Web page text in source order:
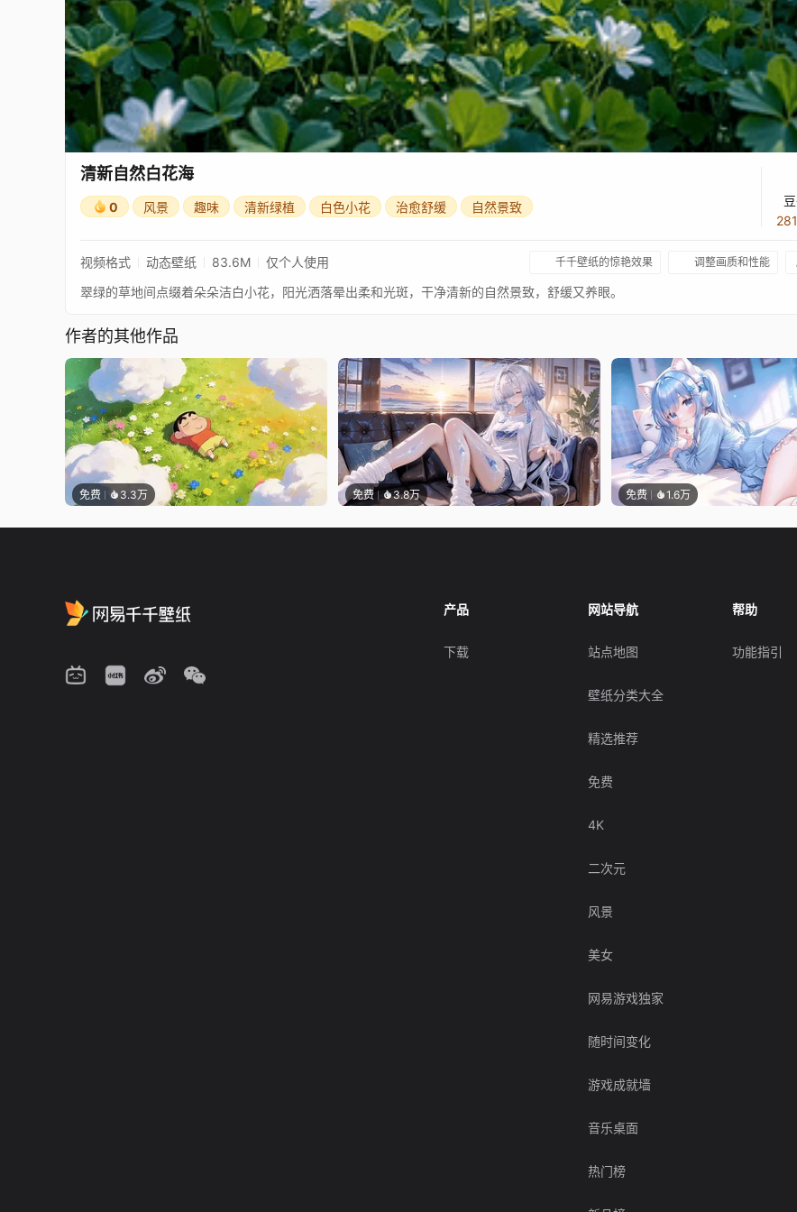
清新自然白花海
0 风景 趣味 清新绿植 白色小花 治愈舒缓 自然景致
视频格式 动态壁纸 83.6M 仅个人使用 千千壁纸的惊艳效果 调整画质和性能
翠绿的草地间点缀着朵朵洁白小花，阳光洒落晕出柔和光斑，干净清新的自然景致，舒缓又养眼。
作者的其他作品
免费 3.3万 免费 3.8万 免费 1.6万
产品
下载
网站导航
站点地图
壁纸分类大全
精选推荐
免费
4K
二次元
风景
美女
网易游戏独家
随时间变化
游戏成就墙
音乐桌面
热门榜
帮助
功能指引